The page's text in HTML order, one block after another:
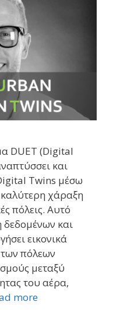
DUET (Digital
και
Twins μέσω
χάραξη
πόλεις. Αυτό
δεδομένων και
εικονικά
πόλεων
μεταξύ
του αέρα,
more